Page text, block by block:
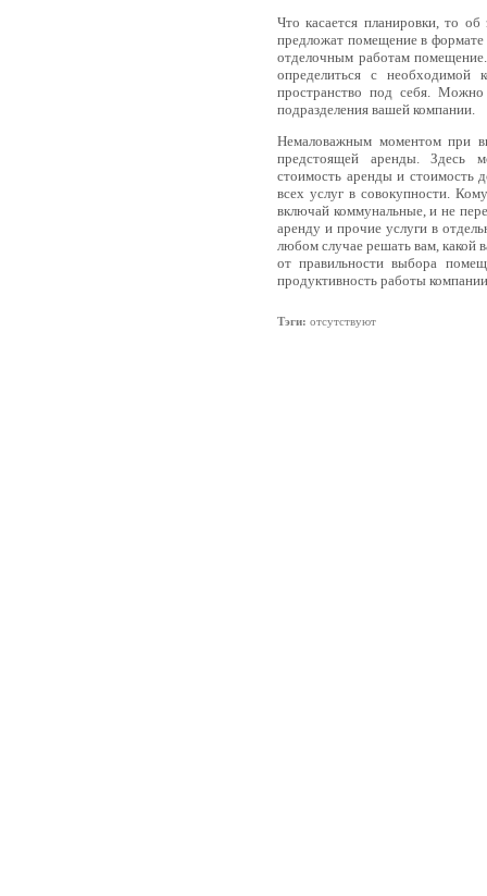
Что касается планировки, то
предложат помещение в формате
отделочным работам
определиться с необходимой
пространство под себя. Можно
подразделения вашей компании.
Немаловажным моментом при
предстоящей аренды. Здесь
стоимость аренды и стоимость
всех услуг в совокупности.
включай коммунальные, и не
аренду и прочие услуги в
любом случае решать вам, какой
от правильности выбора
продуктивность работы
Тэги: отсутствуют